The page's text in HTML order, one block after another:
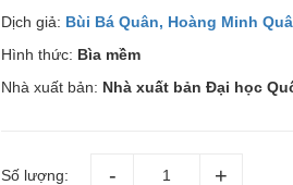
Dịch giả: Bùi Bá Quân, Hoàng Minh
Hình thức: Bìa mềm
Nhà xuất bản: Nhà xuất bản Đại học
Số lượng: